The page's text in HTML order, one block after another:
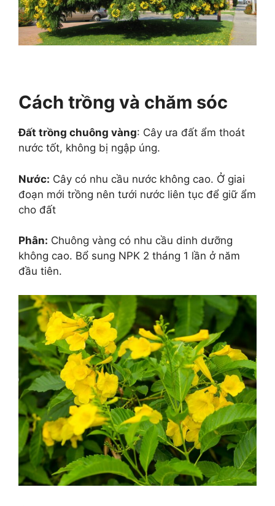
Cách trồng và chăm sóc
Đất trồng chuông vàng: Cây ưa đất ẩm thoát
nước tốt, không bị ngập úng.
Nước: Cây có nhu cầu nước không cao. Ở giai
đoạn mới trồng nên tưới nước liên tục để giữ ẩm
cho đất
Phân: Chuông vàng có nhu cầu dinh dưỡng
không cao. Bổ sung NPK 2 tháng 1 lần ở năm
đầu tiên.